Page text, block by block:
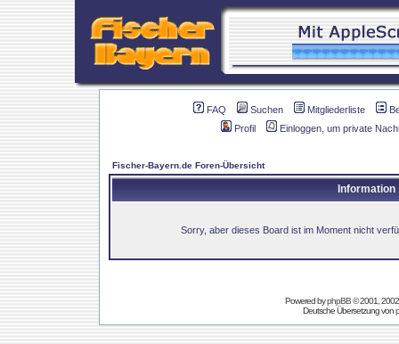
FAQ Suchen Mitgliederliste
Profil
Einloggen, um private
Fischer-Bayern.de Foren-Übersicht
Information
Sorry, aber dieses Board ist im Moment nicht
Powered byphpBB© 2001,
Deutsche Übersetzung von